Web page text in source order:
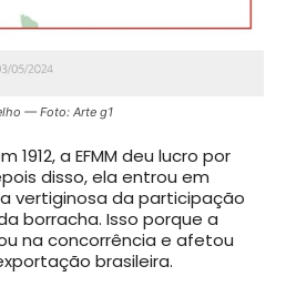
— Foto: Arte g1
1912, a EFMM deu lucro por
disso, ela entrou em
vertiginosa da participação
borracha. Isso porque a
na concorrência e afetou
brasileira.